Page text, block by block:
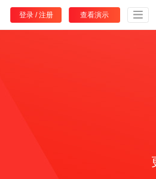
登录 /注册 查看演示